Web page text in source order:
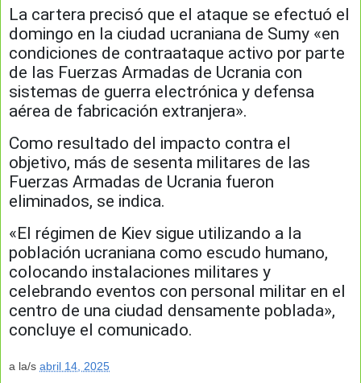
La cartera precisó que el ataque se efectuó el
domingo en la ciudad ucraniana de Sumy «en
condiciones de contraataque activo por parte
de las Fuerzas Armadas de Ucrania con
sistemas de guerra electrónica y defensa
aérea de fabricación extranjera».
Como resultado del impacto contra el
objetivo, más de sesenta militares de las
Fuerzas Armadas de Ucrania fueron
eliminados, se indica.
«El régimen de Kiev sigue utilizando a la
población ucraniana como escudo humano,
colocando instalaciones militares y
celebrando eventos con personal militar en el
centro de una ciudad densamente poblada»,
concluye el comunicado.
a la/s abril 14, 2025